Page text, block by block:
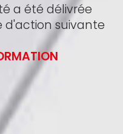
a été délivrée
d'action suivante